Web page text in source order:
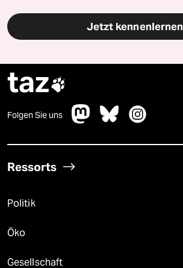
Jetzt kennenlernen
taz
Folgen Sie uns
Ressorts
Politik
Öko
Gesellschaft